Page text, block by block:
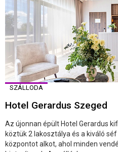
SZÁLLODA
Hotel Gerardus Szeged
Az újonnan épült Hotel Gerardus
köztük 2 lakosztálya és a kiváló
központot alkot, ahol minden